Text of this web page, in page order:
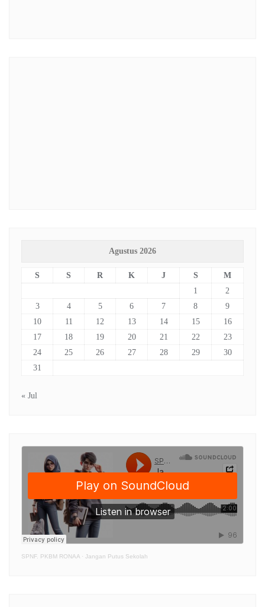
Agustus 2026
S S R K J S
M
1
2
3
4 5 6 7 8
9
10
11 12 13 14 15
16
17
18 19 20 21 22
23
24
25 26 27 28 29
30
31
« Jul
SPNF. PKBM RONAA · Jangan Putus Sekolah